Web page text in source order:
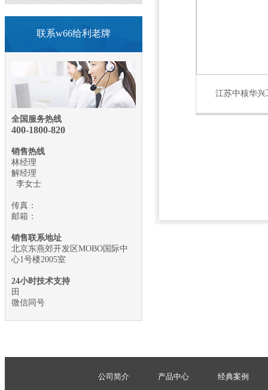
联系w66给利老牌
全国服务热线
400-1800-820
销售热线
林经理
解经理
李女士
传真：
邮箱：
销售联系地址
北京东燕郊开发区MOBO国际中
心1号楼2005室
24小时技术支持
田
微信同号
江苏中核华兴
公司简介 产品中心 经典案例